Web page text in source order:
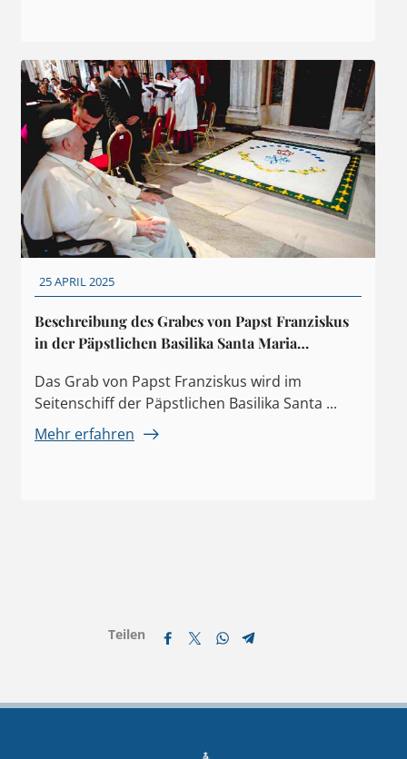
25 APRIL 2025
Beschreibung des Grabes von Papst Franziskus
in der Päpstlichen Basilika Santa Maria
Das Grab von Papst Franziskus wird im
Seitenschiff der Päpstlichen Basilika Santa ...
Mehr erfahren
Teilen